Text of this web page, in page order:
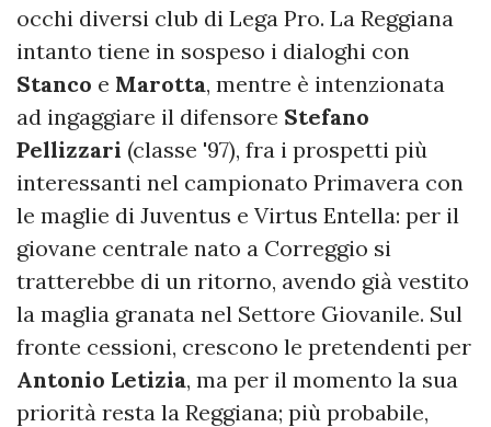
occhi diversi club di Lega Pro. La Reggiana
intanto tiene in sospeso i dialoghi con
Stanco e Marotta, mentre è intenzionata
ad ingaggiare il difensore Stefano
Pellizzari (classe '97), fra i prospetti più
interessanti nel campionato Primavera con
le maglie di Juventus e Virtus Entella: per il
giovane centrale nato a Correggio si
tratterebbe di un ritorno, avendo già vestito
la maglia granata nel Settore Giovanile. Sul
fronte cessioni, crescono le pretendenti per
Antonio Letizia, ma per il momento la sua
priorità resta la Reggiana; più probabile,